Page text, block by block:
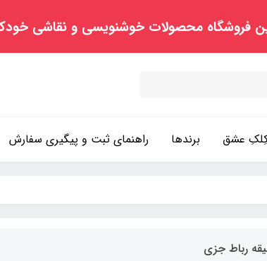
فروشگاه محصولات خوشنویسی و نقاشی
عشق برندها راهنمای ثبت و پیگیری سفارش
رباط جزی